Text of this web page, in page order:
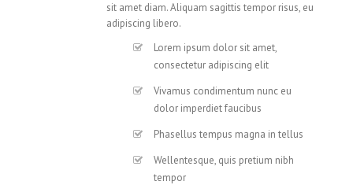
sit amet diam. Aliquam sagittis tempor risus, eu
adipiscing libero.
Lorem ipsum dolor sit amet,
consectetur adipiscing elit
Vivamus condimentum nunc eu
dolor imperdiet faucibus
Phasellus tempus magna in tellus
Wellentesque, quis pretium nibh
tempor